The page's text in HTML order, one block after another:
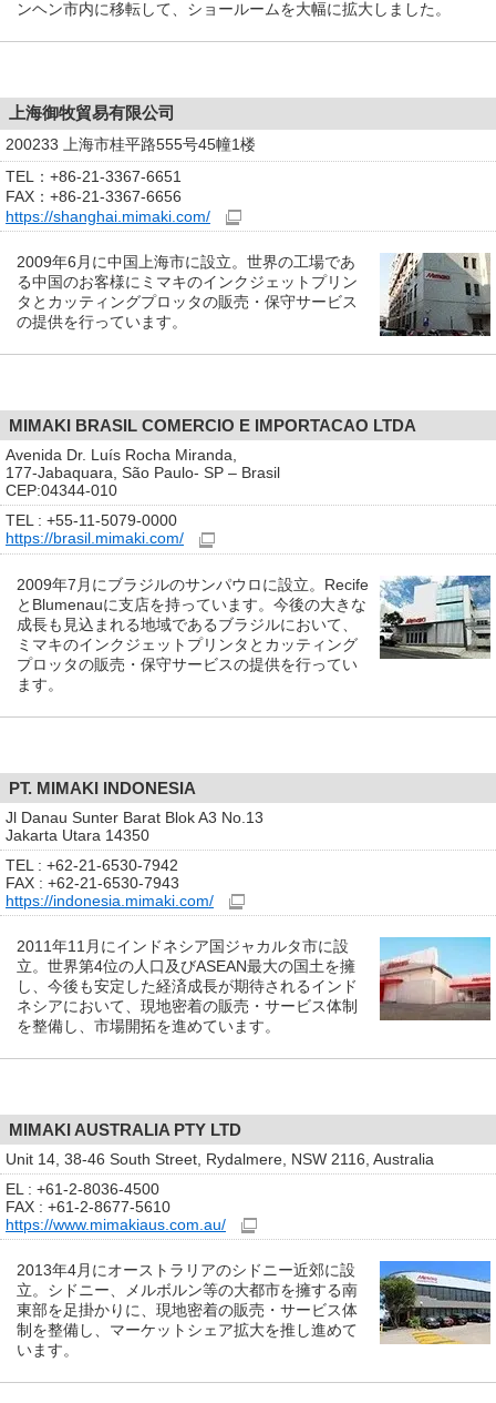
ンヘン市内に移転して、ショールームを大幅に拡大しました。
上海御牧貿易有限公司
200233 上海市桂平路555号45幢1楼
TEL：+86-21-3367-6651
FAX：+86-21-3367-6656
https://shanghai.mimaki.com/
2009年6月に中国上海市に設立。世界の工場であ
る中国のお客様にミマキのインクジェットプリン
タとカッティングプロッタの販売・保守サービス
の提供を行っています。
MIMAKI BRASIL COMERCIO E IMPORTACAO LTDA
Avenida Dr. Luís Rocha Miranda,
177-Jabaquara, São Paulo- SP – Brasil
CEP:04344-010
TEL : +55-11-5079-0000
https://brasil.mimaki.com/
2009年7月にブラジルのサンパウロに設立。Recife
とBlumenauに支店を持っています。今後の大きな
成長も見込まれる地域であるブラジルにおいて、
ミマキのインクジェットプリンタとカッティング
プロッタの販売・保守サービスの提供を行ってい
ます。
PT. MIMAKI INDONESIA
Jl Danau Sunter Barat Blok A3 No.13
Jakarta Utara 14350
TEL : +62-21-6530-7942
FAX : +62-21-6530-7943
https://indonesia.mimaki.com/
2011年11月にインドネシア国ジャカルタ市に設
立。世界第4位の人口及びASEAN最大の国土を擁
し、今後も安定した経済成長が期待されるインド
ネシアにおいて、現地密着の販売・サービス体制
を整備し、市場開拓を進めています。
MIMAKI AUSTRALIA PTY LTD
Unit 14, 38-46 South Street, Rydalmere, NSW 2116, Australia
EL : +61-2-8036-4500
FAX : +61-2-8677-5610
https://www.mimakiaus.com.au/
2013年4月にオーストラリアのシドニー近郊に設
立。シドニー、メルボルン等の大都市を擁する南
東部を足掛かりに、現地密着の販売・サービス体
制を整備し、マーケットシェア拡大を推し進めて
います。